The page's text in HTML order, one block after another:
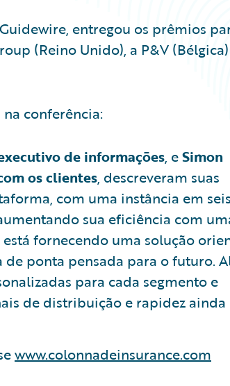
entregou os prêmios
(Reino Unido), a P&V
conferência:
de informações, eSimon
os clientes, descreveram suas
com uma instância em
sua eficiência com
fornecendo uma solução
ponta pensada para o futuro.
para cada segmento e
de distribuição e rapidez
www.colonnadeinsurance.com